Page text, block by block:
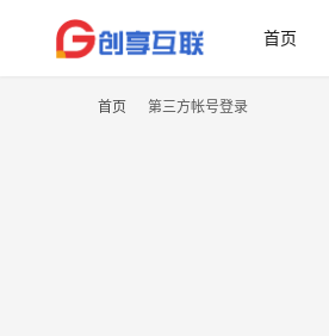
首页
首页 第三方帐号登录